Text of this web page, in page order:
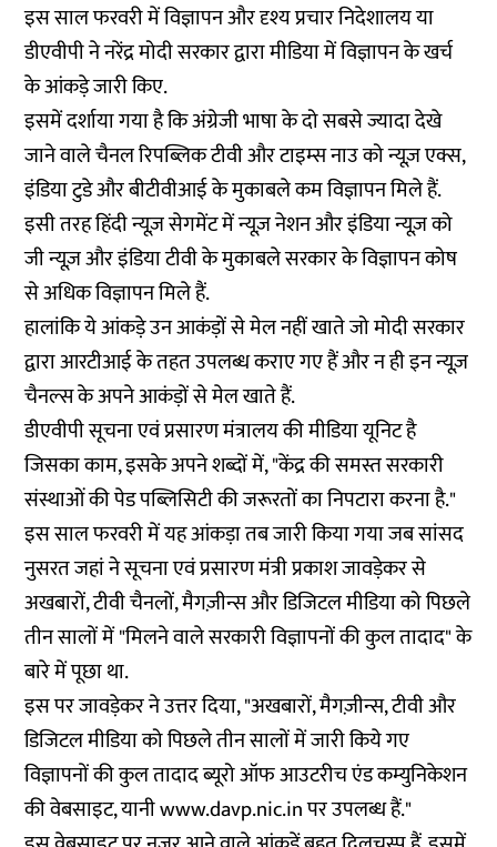
इस साल फरवरी में विज्ञापन और दृश्य प्रचार निदेशालय या
डीएवीपी ने नरेंद्र मोदी सरकार द्वारा मीडिया में विज्ञापन के खर्च
के आंकड़े जारी किए.
इसमें दर्शाया गया है कि अंग्रेजी भाषा के दो सबसे ज्यादा देखे
जाने वाले चैनल रिपब्लिक टीवी और टाइम्स नाउ को न्यूज़ एक्स,
इंडिया टुडे और बीटीवीआई के मुकाबले कम विज्ञापन मिले हैं.
इसी तरह हिंदी न्यूज़ सेगमेंट में न्यूज़ नेशन और इंडिया न्यूज़ को
जी न्यूज़ और इंडिया टीवी के मुकाबले सरकार के विज्ञापन कोष
से अधिक विज्ञापन मिले हैं.
हालांकि ये आंकड़े उन आकंड़ों से मेल नहीं खाते जो मोदी सरकार
द्वारा आरटीआई के तहत उपलब्ध कराए गए हैं और न ही इन न्यूज़
चैनल्स के अपने आकंड़ों से मेल खाते हैं.
डीएवीपी सूचना एवं प्रसारण मंत्रालय की मीडिया यूनिट है
जिसका काम, इसके अपने शब्दों में, "केंद्र की समस्त सरकारी
संस्थाओं की पेड पब्लिसिटी की जरूरतों का निपटारा करना है."
इस साल फरवरी में यह आंकड़ा तब जारी किया गया जब सांसद
नुसरत जहां ने सूचना एवं प्रसारण मंत्री प्रकाश जावड़ेकर से
अखबारों, टीवी चैनलों, मैगज़ीन्स और डिजिटल मीडिया को पिछले
तीन सालों में "मिलने वाले सरकारी विज्ञापनों की कुल तादाद" के
बारे मेंपूछाथा.
इस पर जावड़ेकर ने उत्तर दिया, "अखबारों, मैगज़ीन्स, टीवी और
डिजिटल मीडिया को पिछले तीन सालों में जारी किये गए
विज्ञापनों की कुल तादाद ब्यूरो ऑफ आउटरीच एंड कम्युनिकेशन
की वेबसाइट, यानीwww.davp.nic.inपर उपलब्ध हैं."